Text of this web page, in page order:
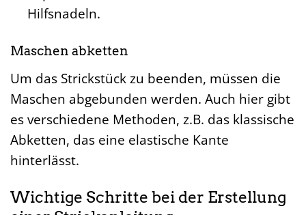
Hilfsnadeln.
Maschen abketten
Um das Strickstück zu beenden, müssen die
Maschen abgebunden werden. Auch hier gibt
es verschiedene Methoden, z.B. das klassische
Abketten, das eine elastische Kante
hinterlässt.
Wichtige Schritte bei der Erstellung